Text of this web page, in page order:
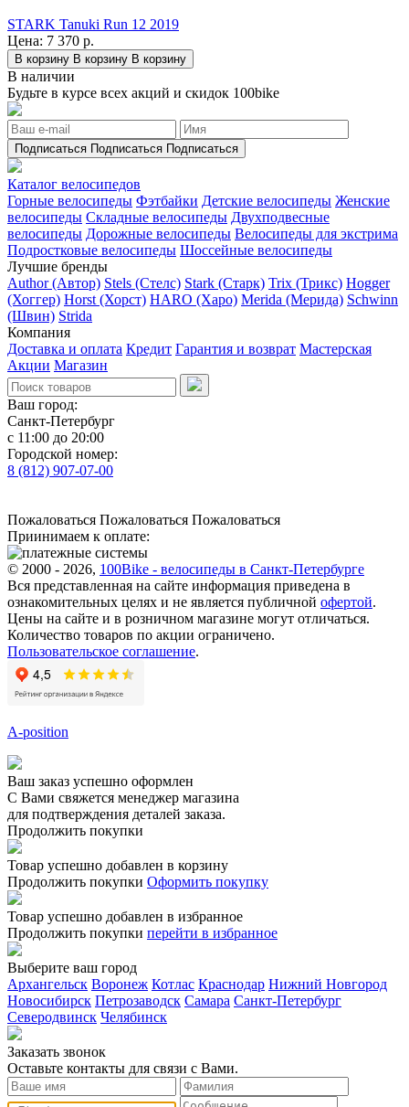
STARK Tanuki Run 12 2019
Цена: 7 370 р.
В корзину В корзину В корзину
В наличии
Будьте в курсе всех акций и скидок 100bike
Подписаться Подписаться Подписаться
Каталог велосипедов
Горные велосипеды Фэтбайки Детские велосипеды Женские
велосипеды Складные велосипеды Двухподвесные
велосипеды Дорожные велосипеды Велосипеды для экстрима
Подростковые велосипеды Шоссейные велосипеды
Лучшие бренды
Author (Автор) Stels (Стелс) Stark (Старк) Trix (Трикс) Hogger
(Хоггер) Horst (Хорст) HARO (Харо) Merida (Мерида) Schwinn
(Швин) Strida
Компания
Доставка и оплата Кредит Гарантия и возврат Мастерская
Акции Магазин
Ваш город:
Санкт-Петербург
с 11:00 до 20:00
Городской номер:
8 (812) 907-07-00
Пожаловаться Пожаловаться Пожаловаться
Приинимаем к оплате:
© 2000 - 2026, 100Bike - велосипеды в Санкт-Петербурге
Вся представленная на сайте информация приведена в
ознакомительных целях и не является публичной офертой.
Цены на сайте и в розничном магазине могут отличаться.
Количество товаров по акции ограничено.
Пользовательское соглашение.
A-position
Ваш заказ успешно оформлен
С Вами свяжется менеджер магазина
для подтверждения деталей заказа.
Продолжить покупки
Товар успешно добавлен в корзину
Продолжить покупки Оформить покупку
Товар успешно добавлен в избранное
Продолжить покупки перейти в избранное
Выберите ваш город
Архангельск Воронеж Котлас Краснодар Нижний Новгород
Новосибирск Петрозаводск Самара Санкт-Петербург
Северодвинск Челябинск
Заказать звонoк
Оставьте контакты для связи с Вами.